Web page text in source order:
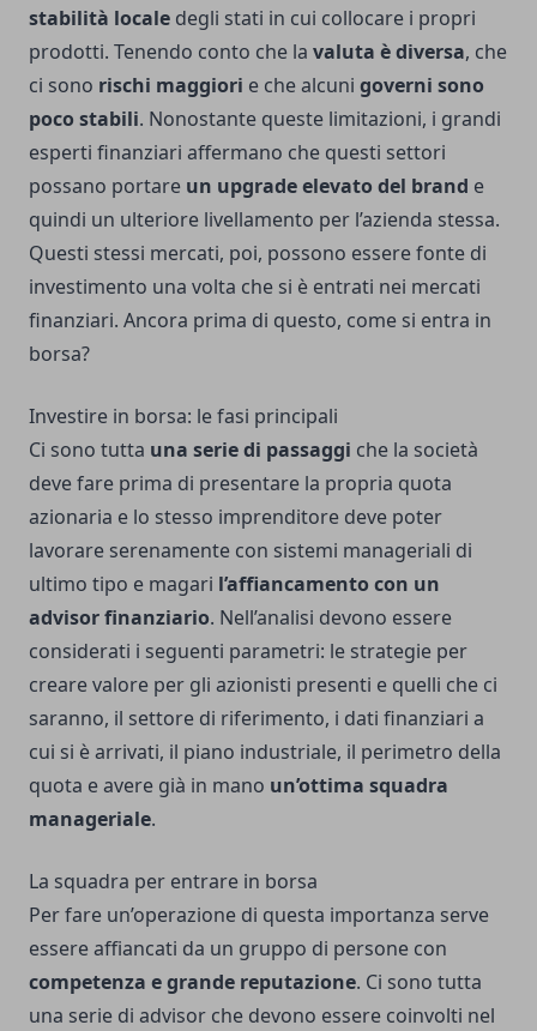
stabilità locale degli stati in cui collocare i propri
prodotti. Tenendo conto che la valuta è diversa, che
ci sono rischi maggiori e che alcuni governi sono
poco stabili. Nonostante queste limitazioni, i grandi
esperti finanziari affermano che questi settori
possano portare un upgrade elevato del brand e
quindi un ulteriore livellamento per l’azienda stessa.
Questi stessi mercati, poi, possono essere fonte di
investimento una volta che si è entrati nei mercati
finanziari. Ancora prima di questo, come si entra in
borsa?
Investire in borsa: le fasi principali
Ci sono tutta una serie di passaggi che la società
deve fare prima di presentare la propria quota
azionaria e lo stesso imprenditore deve poter
lavorare serenamente con sistemi manageriali di
ultimo tipo e magari l’affiancamento con un
advisor finanziario. Nell’analisi devono essere
considerati i seguenti parametri: le strategie per
creare valore per gli azionisti presenti e quelli che ci
saranno, il settore di riferimento, i dati finanziari a
cui si è arrivati, il piano industriale, il perimetro della
quota e avere già in mano un’ottima squadra
manageriale.
La squadra per entrare in borsa
Per fare un’operazione di questa importanza serve
essere affiancati da un gruppo di persone con
competenza e grande reputazione. Ci sono tutta
una serie di advisor che devono essere coinvolti nel